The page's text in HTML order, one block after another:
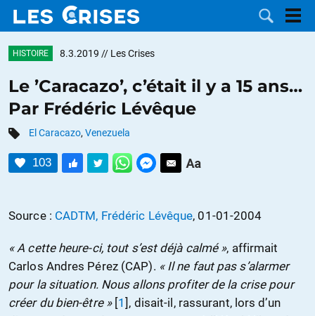
DOSSIERS
CATÉGORIES
CONTACTER
FAIRE UN
DON
HISTOIRE 8.3.2019 // Les Crises
Le ’Caracazo’, c’était il y a 15 ans…
Par Frédéric Lévêque
El Caracazo, Venezuela
103
Source : CADTM, Frédéric Lévêque, 01-01-2004
« A cette heure-ci, tout s’est déjà calmé », affirmait
Carlos Andres Pérez (CAP). « Il ne faut pas s’alarmer
pour la situation. Nous allons profiter de la crise pour
créer du bien-être »[1] , disait-il, rassurant, lors d’un